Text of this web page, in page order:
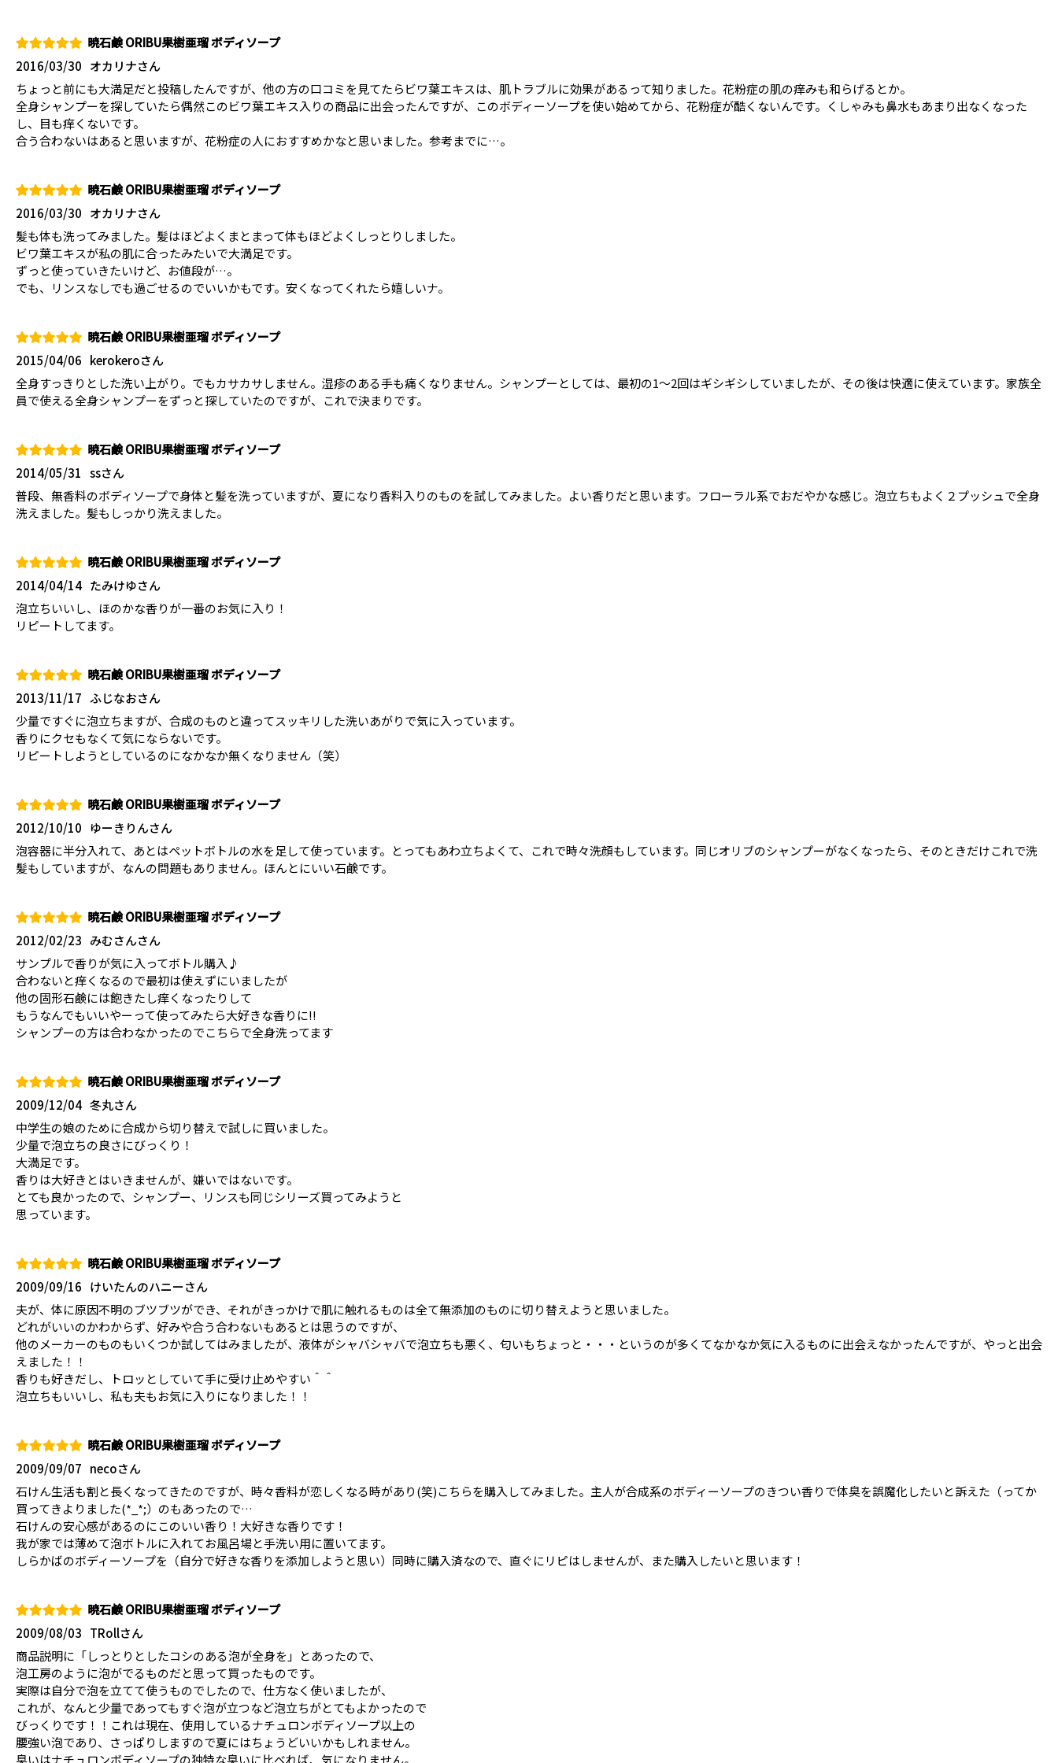
暁石鹸 ORIBU果樹亜瑠 ボディソープ
オカリナさん
2016/03/30
ちょっと前にも大満足だと投稿したんですが、他の方の口コミを見てたらビワ葉エキスは、肌トラブルに効果があるって知りました。花粉症の肌の痒みも和らげるとか。
全身シャンプーを探していたら偶然このビワ葉エキス入りの商品に出会ったんですが、このボディーソープを使い始めてから、花粉症が酷くないんです。くしゃみも鼻水もあまり出なくなった
し、目も痒くないです。
合う合わないはあると思いますが、花粉症の人におすすめかなと思いました。参考までに…。
暁石鹸 ORIBU果樹亜瑠 ボディソープ
オカリナさん
2016/03/30
髪も体も洗ってみました。髪はほどよくまとまって体もほどよくしっとりしました。
ビワ葉エキスが私の肌に合ったみたいで大満足です。
ずっと使っていきたいけど、お値段が…。
でも、リンスなしでも過ごせるのでいいかもです。安くなってくれたら嬉しいナ。
暁石鹸 ORIBU果樹亜瑠 ボディソープ
kerokeroさん
2015/04/06
全身すっきりとした洗い上がり。でもカサカサしません。湿疹のある手も痛くなりません。シャンプーとしては、最初の1～2回はギシギシしていましたが、その後は快適に使えています。家族全
員で使える全身シャンプーをずっと探していたのですが、これで決まりです。
暁石鹸 ORIBU果樹亜瑠 ボディソープ
ssさん
2014/05/31
普段、無香料のボディソープで身体と髪を洗っていますが、夏になり香料入りのものを試してみました。よい香りだと思います。フローラル系でおだやかな感じ。泡立ちもよく２プッシュで全身
洗えました。髪もしっかり洗えました。
暁石鹸 ORIBU果樹亜瑠 ボディソープ
たみけゆさん
2014/04/14
泡立ちいいし、ほのかな香りが一番のお気に入り！
リピートしてます。
暁石鹸 ORIBU果樹亜瑠 ボディソープ
ふじなおさん
2013/11/17
少量ですぐに泡立ちますが、合成のものと違ってスッキリした洗いあがりで気に入っています。
香りにクセもなくて気にならないです。
リピートしようとしているのになかなか無くなりません（笑）
暁石鹸 ORIBU果樹亜瑠 ボディソープ
ゆーきりんさん
2012/10/10
泡容器に半分入れて、あとはペットボトルの水を足して使っています。とってもあわ立ちよくて、これで時々洗顔もしています。同じオリブのシャンプーがなくなったら、そのときだけこれで洗
髪もしていますが、なんの問題もありません。ほんとにいい石鹸です。
暁石鹸 ORIBU果樹亜瑠 ボディソープ
みむさんさん
2012/02/23
サンプルで香りが気に入ってボトル購入♪
合わないと痒くなるので最初は使えずにいましたが
他の固形石鹸には飽きたし痒くなったりして
もうなんでもいいやーって使ってみたら大好きな香りに!!
シャンプーの方は合わなかったのでこちらで全身洗ってます
暁石鹸 ORIBU果樹亜瑠 ボディソープ
冬丸さん
2009/12/04
中学生の娘のために合成から切り替えで試しに買いました。
少量で泡立ちの良さにびっくり！
大満足です。
香りは大好きとはいきませんが、嫌いではないです。
とても良かったので、シャンプー、リンスも同じシリーズ買ってみようと
思っています。
暁石鹸 ORIBU果樹亜瑠 ボディソープ
けいたんのハニーさん
2009/09/16
夫が、体に原因不明のブツブツができ、それがきっかけで肌に触れるものは全て無添加のものに切り替えようと思いました。
どれがいいのかわからず、好みや合う合わないもあるとは思うのですが、
他のメーカーのものもいくつか試してはみましたが、液体がシャバシャバで泡立ちも悪く、匂いもちょっと・・・というのが多くてなかなか気に入るものに出会えなかったんですが、やっと出会
えました！！
香りも好きだし、トロッとしていて手に受け止めやすい＾＾
泡立ちもいいし、私も夫もお気に入りになりました！！
暁石鹸 ORIBU果樹亜瑠 ボディソープ
necoさん
2009/09/07
石けん生活も割と長くなってきたのですが、時々香料が恋しくなる時があり(笑)こちらを購入してみました。主人が合成系のボディーソープのきつい香りで体臭を誤魔化したいと訴えた（ってか
買ってきよりました(*_*;）のもあったので…
石けんの安心感があるのにこのいい香り！大好きな香りです！
我が家では薄めて泡ボトルに入れてお風呂場と手洗い用に置いてます。
しらかばのボディーソープを（自分で好きな香りを添加しようと思い）同時に購入済なので、直ぐにリピはしませんが、また購入したいと思います！
暁石鹸 ORIBU果樹亜瑠 ボディソープ
TRollさん
2009/08/03
商品説明に「しっとりとしたコシのある泡が全身を」とあったので、
泡工房のように泡がでるものだと思って買ったものです。
実際は自分で泡を立てて使うものでしたので、仕方なく使いましたが、
これが、なんと少量であってもすぐ泡が立つなど泡立ちがとてもよかったので
びっくりです！！これは現在、使用しているナチュロンボディソープ以上の
腰強い泡であり、さっぱりしますので夏にはちょうどいいかもしれません。